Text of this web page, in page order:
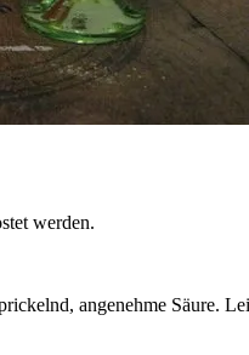
werden.
angenehme Säure.